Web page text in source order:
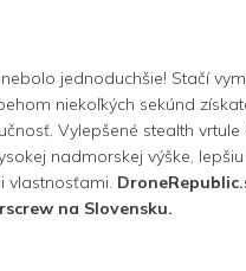
jednoduchšie! Stačí
niekoľkých sekúnd
Vylepšené stealth
nadmorskej výške,
vlastnosťami.
na Slovensku.